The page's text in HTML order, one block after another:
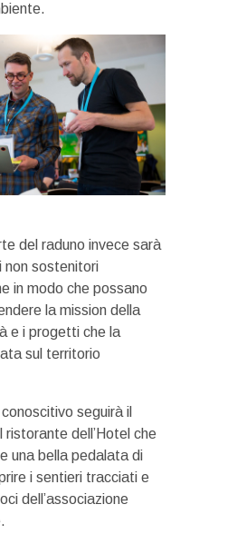
del raduno invece sarà
non sostenitori
in modo che possano
la mission della
e i progetti che la
sul territorio
seguirà il
ristorante dell’Hotel che
una bella pedalata di
i sentieri tracciati e
dell’associazione